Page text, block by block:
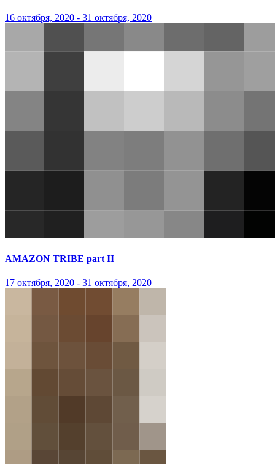
16 октября, 2020 - 31 октября, 2020
AMAZON TRIBE part II
17 октября, 2020 - 31 октября, 2020